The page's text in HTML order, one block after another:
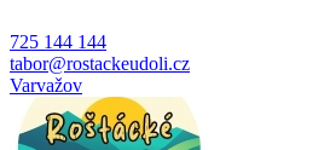
725 144 144
tabor@rostackeudoli.cz
Varvažov